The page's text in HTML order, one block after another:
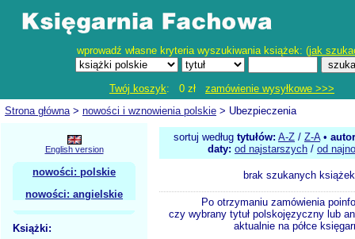
wprowadź własne kryteria wyszukiwania książek: (jak
Twój koszyk: 0 zł zamówienie wysyłkowe >>>
Strona główna> nowości i wznowienia polskie > Ubezpieczenia
English version
nowości: polskie
nowości: angielskie
Książki:
sortuj według tytułów: A-Z / Z-A•
daty: od najstarszych / od
brak szukanych książek
Po otrzymaniu zamówienia
czy wybrany tytuł polskojęzyczny lub
aktualnie na półce